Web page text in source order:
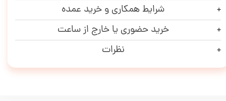
شرایط همکاری و خرید عمده
خرید حضوری یا خارج از ساعت
نظرات